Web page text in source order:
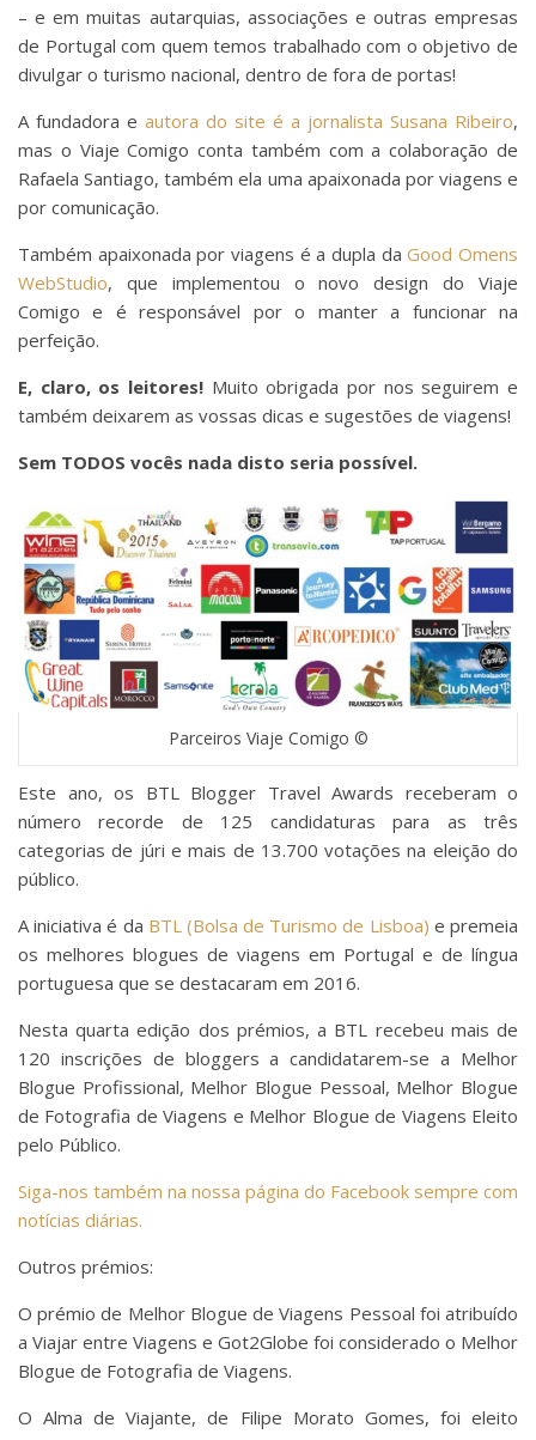
– e em muitas autarquias, associações e outras empresas
de Portugal com quem temos trabalhado com o objetivo de
divulgar o turismo nacional, dentro de fora de portas!
A fundadora e autora do site é a jornalista Susana Ribeiro,
mas o Viaje Comigo conta também com a colaboração de
Rafaela Santiago, também ela uma apaixonada por viagens e
por comunicação.
Também apaixonada por viagens é a dupla daGood Omens
WebStudio, que implementou o novo design do Viaje
Comigo e é responsável por o manter a funcionar na
perfeição.
E, claro, os leitores! Muito obrigada por nos seguirem e
também deixarem as vossas dicas e sugestões de viagens!
Sem TODOS vocês nada disto seria possível.
Parceiros Viaje Comigo ©
Este ano, os BTL Blogger Travel Awards receberam o
número recorde de 125 candidaturas para as três
categorias de júri e mais de 13.700 votações na eleição do
público.
A iniciativa é da BTL (Bolsa de Turismo de Lisboa) e premeia
os melhores blogues de viagens em Portugal e de língua
portuguesa que se destacaram em 2016.
Nesta quarta edição dos prémios, a BTL recebeu mais de
120 inscrições de bloggers a candidatarem-se a Melhor
Blogue Profissional, Melhor Blogue Pessoal, Melhor Blogue
de Fotografia de Viagens e Melhor Blogue de Viagens Eleito
pelo Público.
Siga-nos também na nossa página do Facebook sempre com
notícias diárias.
Outros prémios:
O prémio de Melhor Blogue de Viagens Pessoal foi atribuído
a Viajar entre Viagens e Got2Globe foi considerado o Melhor
Blogue de Fotografia de Viagens.
O Alma de Viajante, de Filipe Morato Gomes, foi eleito